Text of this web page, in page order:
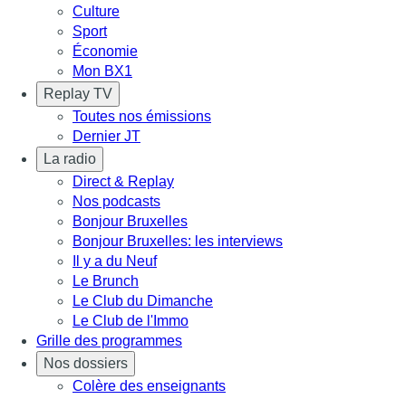
Culture
Sport
Économie
Mon BX1
Replay TV
Toutes nos émissions
Dernier JT
La radio
Direct & Replay
Nos podcasts
Bonjour Bruxelles
Bonjour Bruxelles: les interviews
Il y a du Neuf
Le Brunch
Le Club du Dimanche
Le Club de l'Immo
Grille des programmes
Nos dossiers
Colère des enseignants